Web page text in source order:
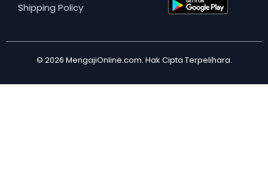
Shipping Policy
© 2026 MengajiOnline.com. Hak Cipta Terpelihara.